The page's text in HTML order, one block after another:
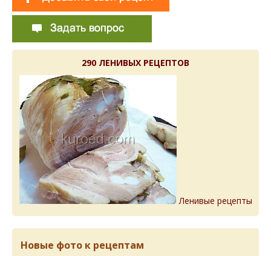
290 ЛЕНИВЫХ РЕЦЕПТОВ
Ленивые рецепты
Новые фото к рецептам